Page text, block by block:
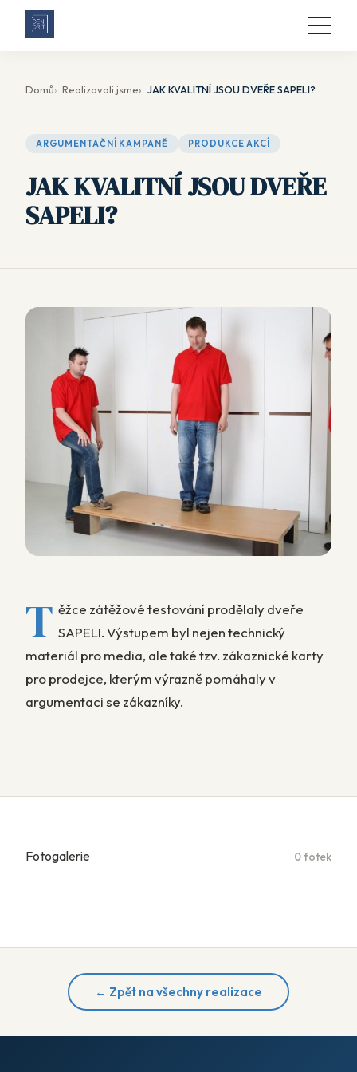
Domů Realizovali jsme JAK KVALITNÍ JSOU DVEŘE SAPELI?
ARGUMENTAČNÍ KAMPANĚ PRODUKCE AKCÍ
JAK KVALITNÍ JSOU DVEŘE
SAPELI?
T ěžce zátěžové testování prodělaly dveře
SAPELI. Výstupem byl nejen technický
materiál pro media, ale také tzv. zákaznické karty
pro prodejce, kterým výrazně pomáhaly v
argumentaci se zákazníky.
Fotogalerie 0 fotek
← Zpět na všechny realizace